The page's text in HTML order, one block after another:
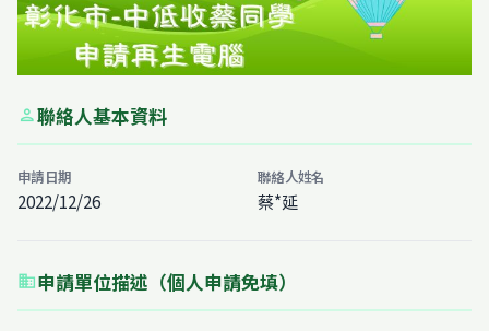
person聯絡人基本資料
申請日期
2022/12/26
聯絡人姓名
蔡*延
business申請單位描述（個人申請免填）